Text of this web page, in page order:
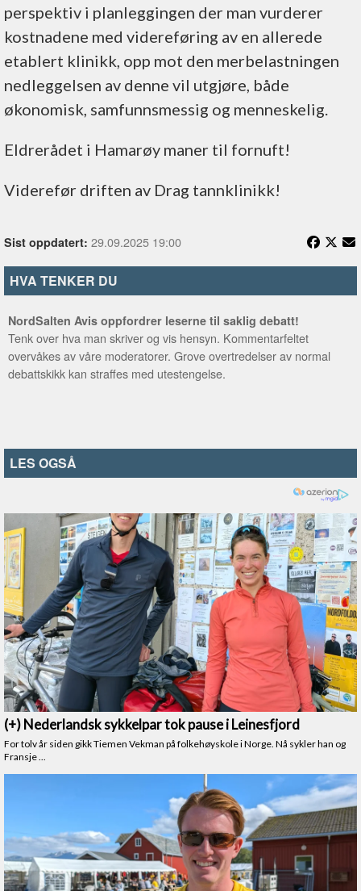
perspektiv i planleggingen der man vurderer
kostnadene med videreføring av en allerede
etablert klinikk, opp mot den merbelastningen
nedleggelsen av denne vil utgjøre, både
økonomisk, samfunnsmessig og menneskelig.
Eldrerådet i Hamarøy maner til fornuft!
Viderefør driften av Drag tannklinikk!
Sist oppdatert: 29.09.2025 19:00
HVA TENKER DU
NordSalten Avis oppfordrer leserne til saklig debatt!
Tenk over hva man skriver og vis hensyn. Kommentarfeltet
overvåkes av våre moderatorer. Grove overtredelser av normal
debattskikk kan straffes med utestengelse.
LES OGSÅ